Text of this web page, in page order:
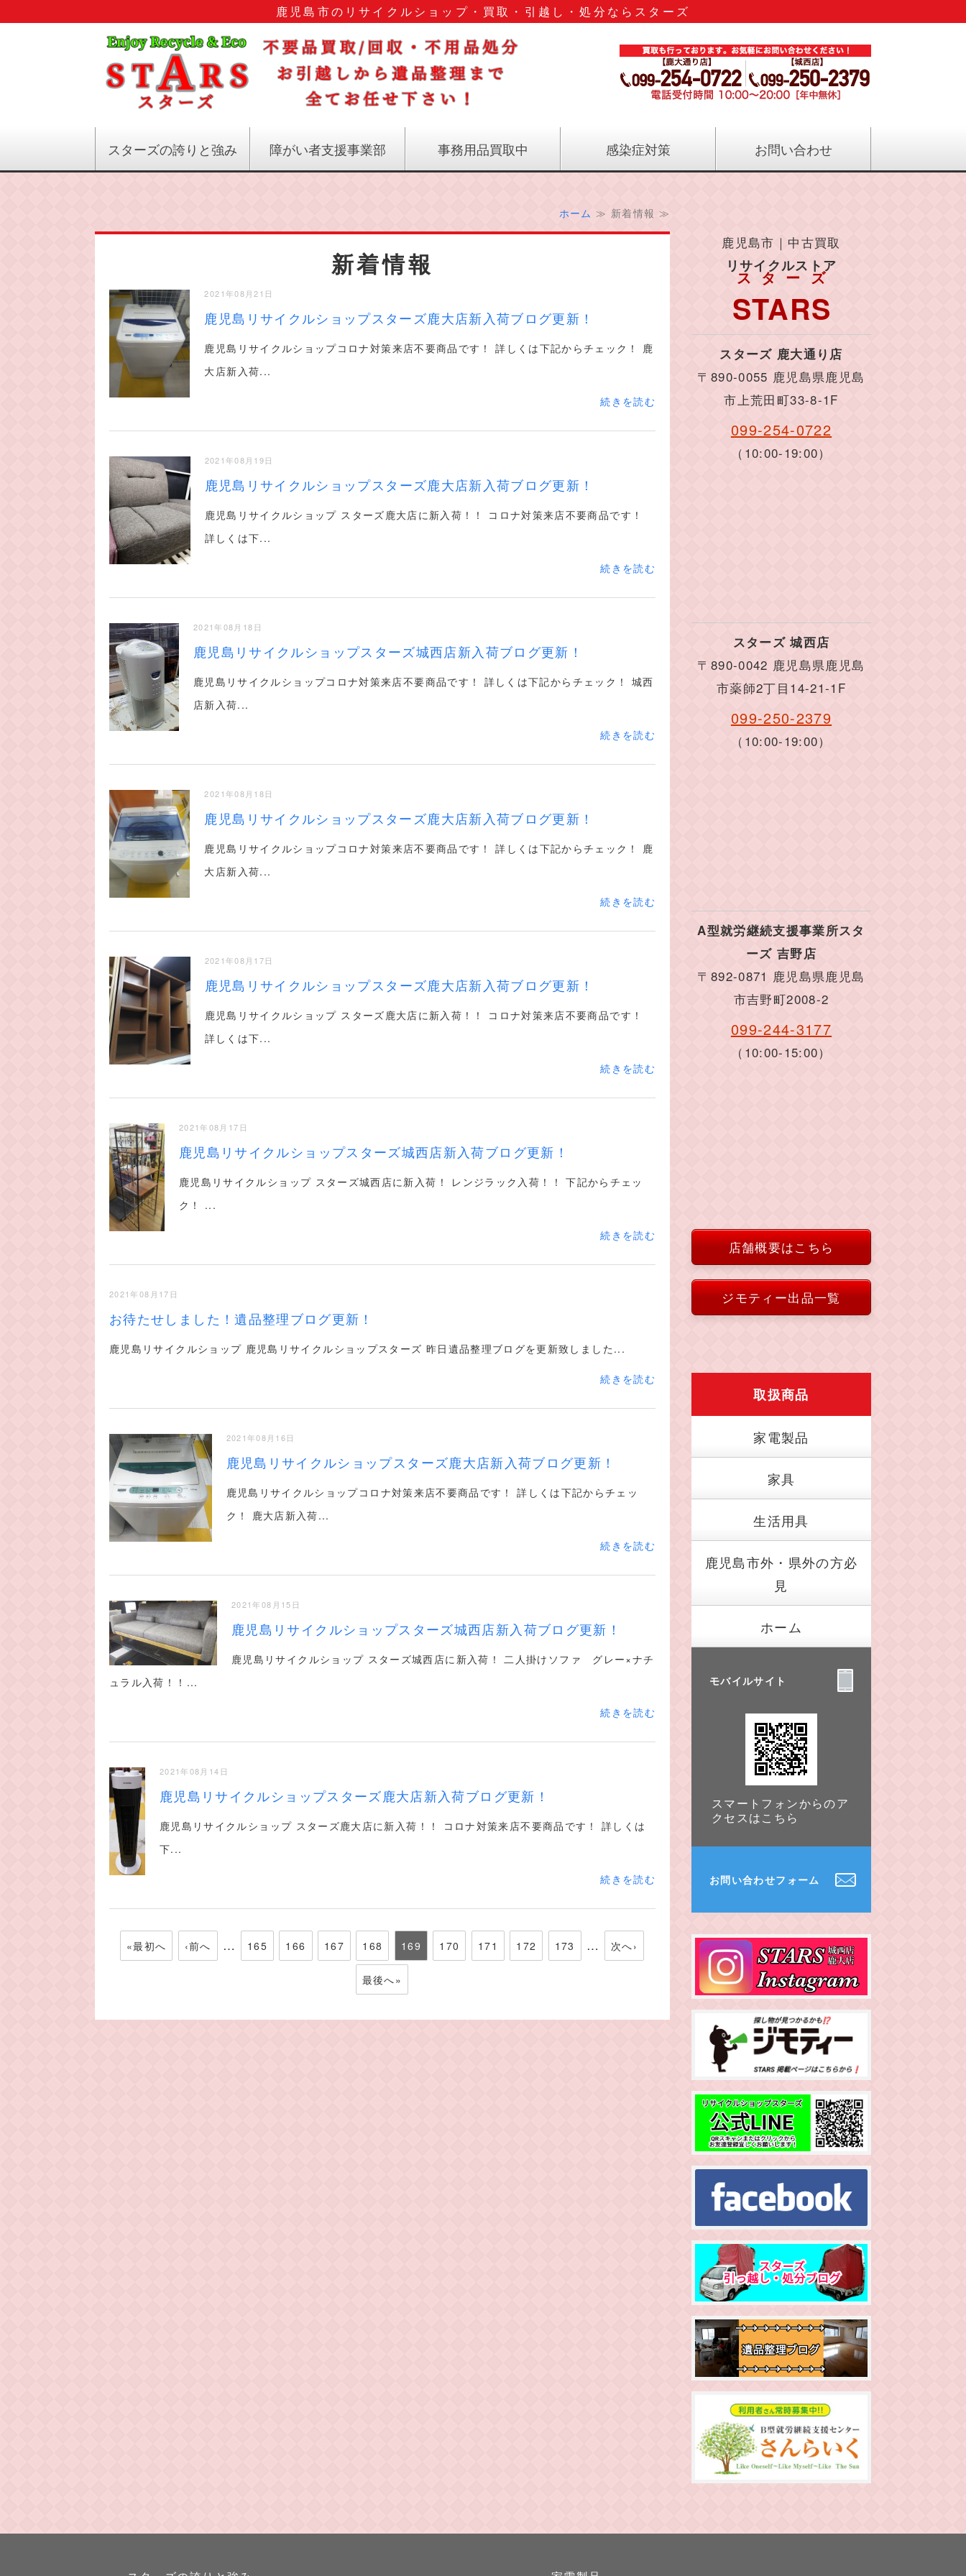
鹿児島市のリサイクルショップ・買取・引越し・処分ならスターズ
スターズの誇りと強み 障がい者支援事業部 事務用品買取中 感染症対策 お問い合わせ
ホーム ≫ 新着情報 ≫
新着情報
2021年08月21日
鹿児島リサイクルショップスターズ鹿大店新入荷ブログ更新！
鹿児島リサイクルショップコロナ対策来店不要商品です！ 詳しくは下記からチェック！ 鹿
大店新入荷...
続きを読む
2021年08月19日
鹿児島リサイクルショップスターズ鹿大店新入荷ブログ更新！
鹿児島リサイクルショップ スターズ鹿大店に新入荷！！ コロナ対策来店不要商品です！
詳しくは下...
続きを読む
2021年08月18日
鹿児島リサイクルショップスターズ城西店新入荷ブログ更新！
鹿児島リサイクルショップコロナ対策来店不要商品です！ 詳しくは下記からチェック！ 城西
店新入荷...
続きを読む
2021年08月18日
鹿児島リサイクルショップスターズ鹿大店新入荷ブログ更新！
鹿児島リサイクルショップコロナ対策来店不要商品です！ 詳しくは下記からチェック！ 鹿
大店新入荷...
続きを読む
2021年08月17日
鹿児島リサイクルショップスターズ鹿大店新入荷ブログ更新！
鹿児島リサイクルショップ スターズ鹿大店に新入荷！！ コロナ対策来店不要商品です！
詳しくは下...
続きを読む
2021年08月17日
鹿児島リサイクルショップスターズ城西店新入荷ブログ更新！
鹿児島リサイクルショップ スターズ城西店に新入荷！ レンジラック入荷！！ 下記からチェッ
ク！ ...
続きを読む
2021年08月17日
お待たせしました！遺品整理ブログ更新！
鹿児島リサイクルショップ 鹿児島リサイクルショップスターズ 昨日遺品整理ブログを更新致しました...
続きを読む
2021年08月16日
鹿児島リサイクルショップスターズ鹿大店新入荷ブログ更新！
鹿児島リサイクルショップコロナ対策来店不要商品です！ 詳しくは下記からチェッ
ク！ 鹿大店新入荷...
続きを読む
2021年08月15日
鹿児島リサイクルショップスターズ城西店新入荷ブログ更新！
鹿児島リサイクルショップ スターズ城西店に新入荷！ 二人掛けソファ グレー×ナチ
ュラル入荷！！...
続きを読む
2021年08月14日
鹿児島リサイクルショップスターズ鹿大店新入荷ブログ更新！
鹿児島リサイクルショップ スターズ鹿大店に新入荷！！ コロナ対策来店不要商品です！ 詳しくは
下...
続きを読む
«最初へ ‹前へ … 165 166 167 168 169 170 171 172 173 … 次へ›
最後へ»
鹿児島市｜中古買取
リサイクルストア
STARS
スターズ
スターズ 鹿大通り店
〒890-0055 鹿児島県鹿児島
市上荒田町33-8-1F
099-254-0722
（10:00-19:00）
スターズ 城西店
〒890-0042 鹿児島県鹿児島
市薬師2丁目14-21-1F
099-250-2379
（10:00-19:00）
A型就労継続支援事業所スタ
ーズ 吉野店
〒892-0871 鹿児島県鹿児島
市吉野町2008-2
099-244-3177
（10:00-15:00）
店舗概要はこちら
ジモティー出品一覧
取扱商品
家電製品
家具
生活用具
鹿児島市外・県外の方必
見
ホーム
モバイルサイト
スマートフォンからのア
クセスはこちら
お問い合わせフォーム